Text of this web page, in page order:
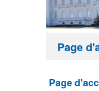
Page
Page